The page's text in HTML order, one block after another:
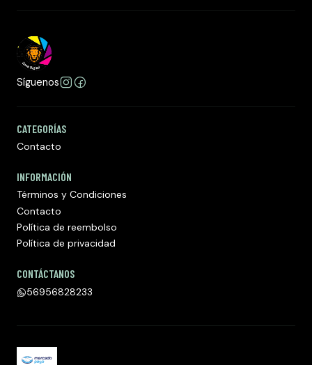
Síguenos
CATEGORÍAS
Contacto
INFORMACIÓN
Términos y Condiciones
Contacto
Política de reembolso
Política de privacidad
CONTÁCTANOS
56956828233